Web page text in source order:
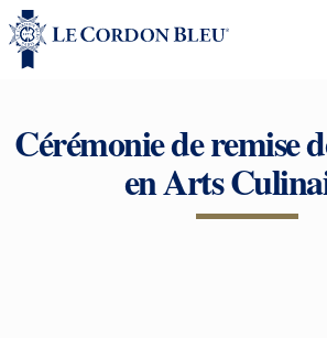
Cérémonie de remise
en Arts